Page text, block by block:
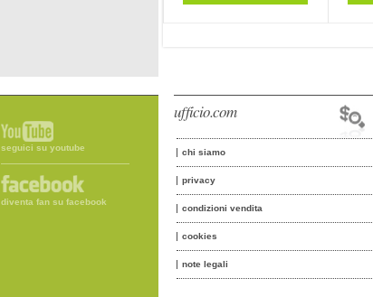
seguici su youtube
diventa fan su facebook
ufficio.com
chi siamo
privacy
condizioni vendita
cookies
note legali